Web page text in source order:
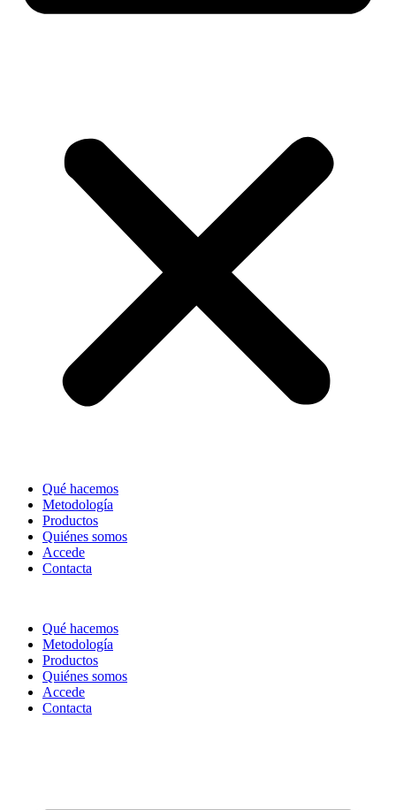
Qué hacemos
Metodología
Productos
Quiénes somos
Accede
Contacta
Qué hacemos
Metodología
Productos
Quiénes somos
Accede
Contacta